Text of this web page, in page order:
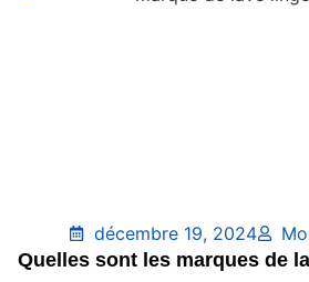
décembre 19, 2024
Quelles sont les marques de